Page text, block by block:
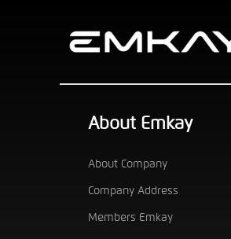
About Emkay
About Company
Company Address
Members Emkay